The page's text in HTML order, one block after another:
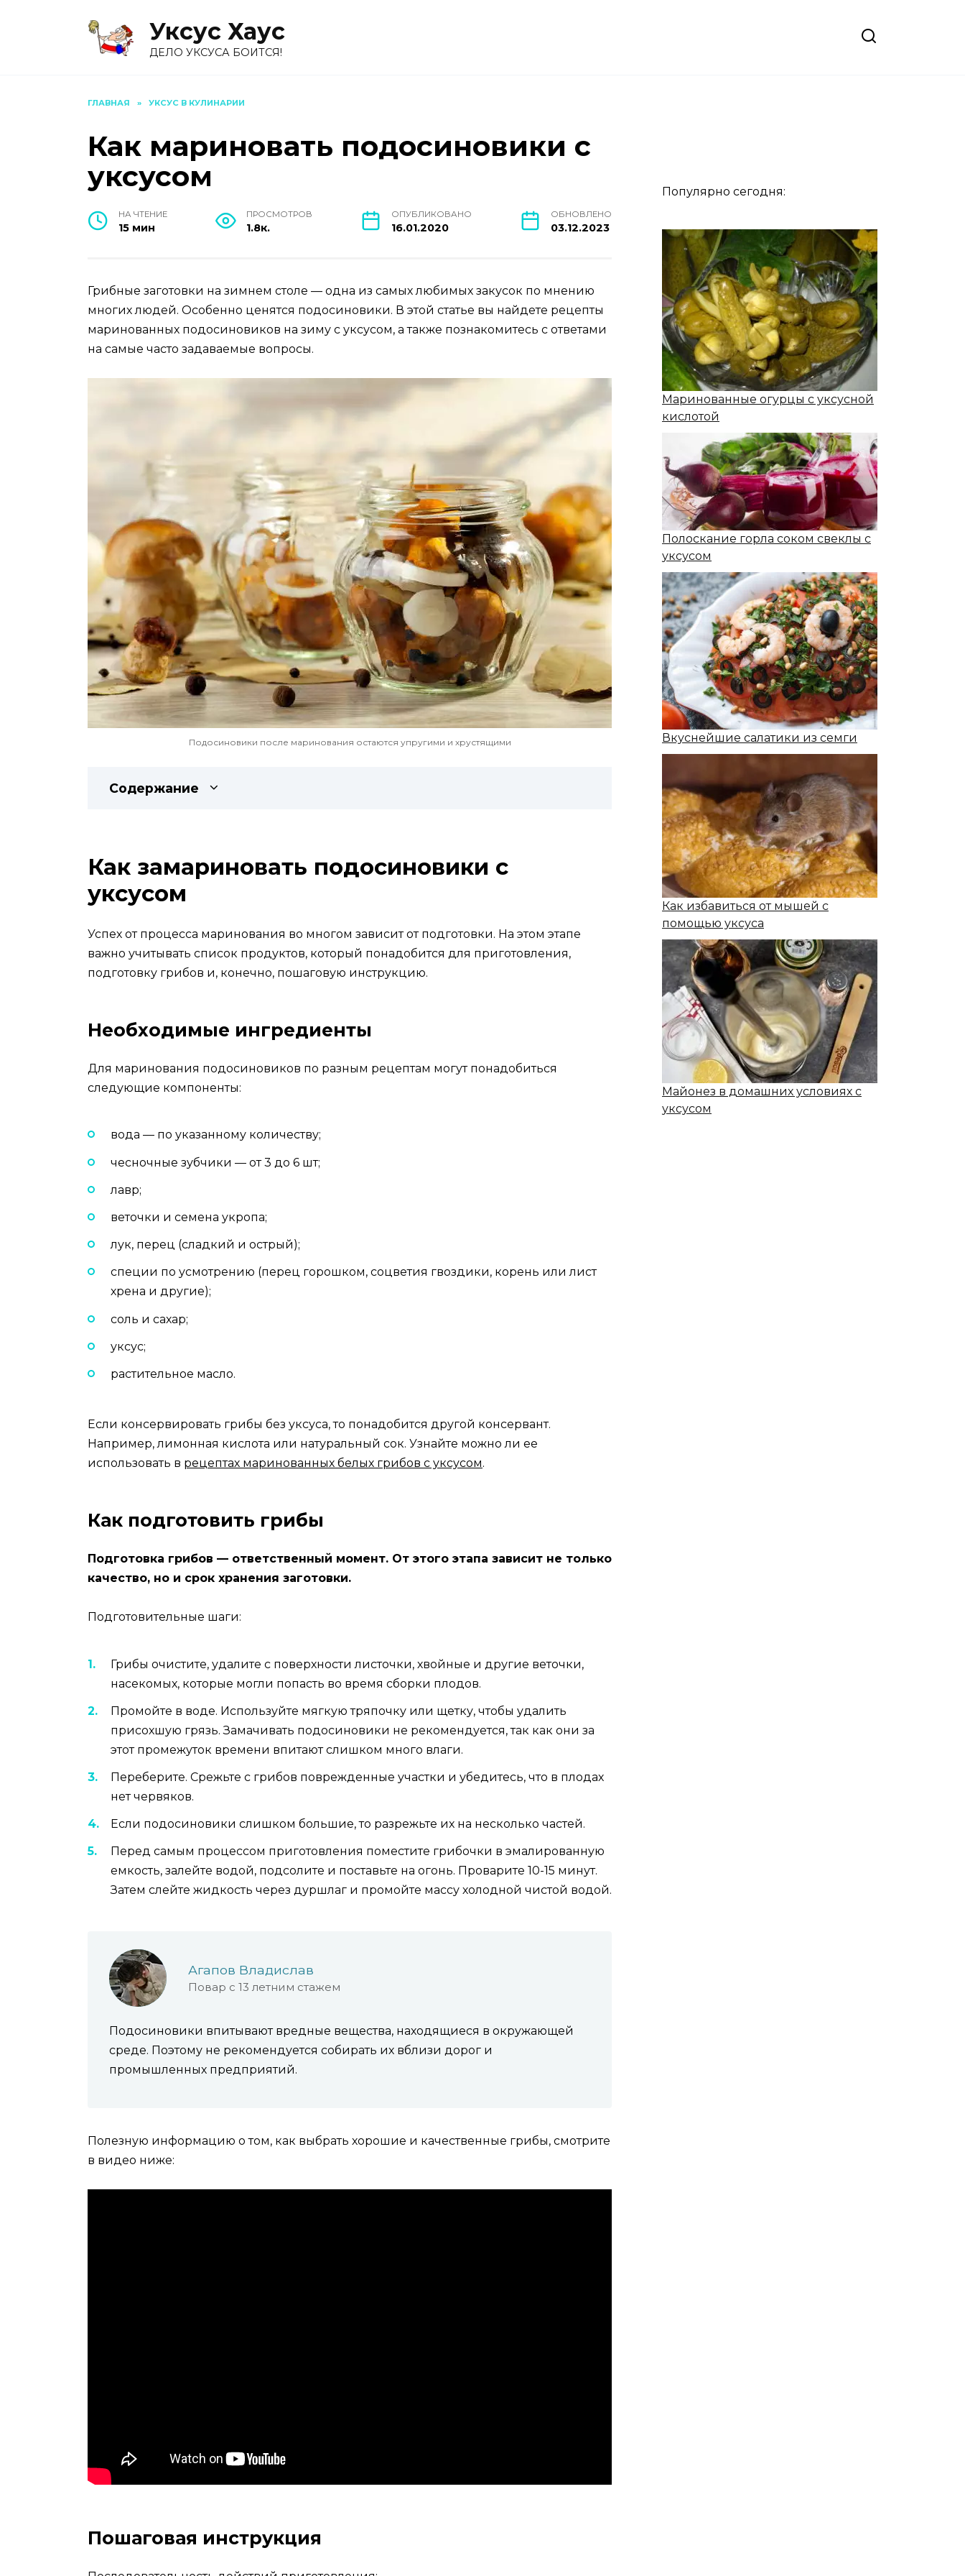
Уксус Хауc
ДЕЛО УКСУСА БОИТСЯ!
ГЛАВНАЯ » УКСУС В КУЛИНАРИИ
Как мариновать подосиновики с
уксусом
НА ЧТЕНИЕ
15 мин
ПРОСМОТРОВ
1.8к.
ОПУБЛИКОВАНО
16.01.2020
ОБНОВЛЕНО
03.12.2023
Грибные заготовки на зимнем столе — одна из самых любимых закусок по мнению
многих людей. Особенно ценятся подосиновики. В этой статье вы найдете рецепты
маринованных подосиновиков на зиму с уксусом, а также познакомитесь с ответами
на самые часто задаваемые вопросы.
Подосиновики после маринования остаются упругими и хрустящими
Содержание
Как замариновать подосиновики с
уксусом
Успех от процесса маринования во многом зависит от подготовки. На этом этапе
важно учитывать список продуктов, который понадобится для приготовления,
подготовку грибов и, конечно, пошаговую инструкцию.
Необходимые ингредиенты
Для маринования подосиновиков по разным рецептам могут понадобиться
следующие компоненты:
вода — по указанному количеству;
чесночные зубчики — от 3 до 6 шт;
лавр;
веточки и семена укропа;
лук, перец (сладкий и острый);
специи по усмотрению (перец горошком, соцветия гвоздики, корень или лист
хрена и другие);
соль и сахар;
уксус;
растительное масло.
Если консервировать грибы без уксуса, то понадобится другой консервант.
Например, лимонная кислота или натуральный сок. Узнайте можно ли ее
использовать в рецептах маринованных белых грибов с уксусом.
Как подготовить грибы
Подготовка грибов — ответственный момент. От этого этапа зависит не только
качество, но и срок хранения заготовки.
Подготовительные шаги:
Грибы очистите, удалите с поверхности листочки, хвойные и другие веточки,
насекомых, которые могли попасть во время сборки плодов.
Промойте в воде. Используйте мягкую тряпочку или щетку, чтобы удалить
присохшую грязь. Замачивать подосиновики не рекомендуется, так как они за
этот промежуток времени впитают слишком много влаги.
Переберите. Срежьте с грибов поврежденные участки и убедитесь, что в плодах
нет червяков.
Если подосиновики слишком большие, то разрежьте их на несколько частей.
Перед самым процессом приготовления поместите грибочки в эмалированную
емкость, залейте водой, подсолите и поставьте на огонь. Проварите 10-15 минут.
Затем слейте жидкость через дуршлаг и промойте массу холодной чистой водой.
Агапов Владислав
Повар с 13 летним стажем
Подосиновики впитывают вредные вещества, находящиеся в окружающей
среде. Поэтому не рекомендуется собирать их вблизи дорог и
промышленных предприятий.
Полезную информацию о том, как выбрать хорошие и качественные грибы, смотрите
в видео ниже:
Пошаговая инструкция
Популярно сегодня:
Маринованные огурцы с уксусной
кислотой
Полоскание горла соком свеклы с
уксусом
Вкуснейшие салатики из семги
Как избавиться от мышей с
помощью уксуса
Майонез в домашних условиях с
уксусом